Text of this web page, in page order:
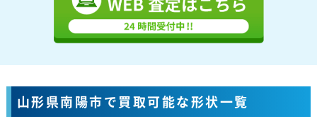
山形県南陽市で買取可能な形状一覧